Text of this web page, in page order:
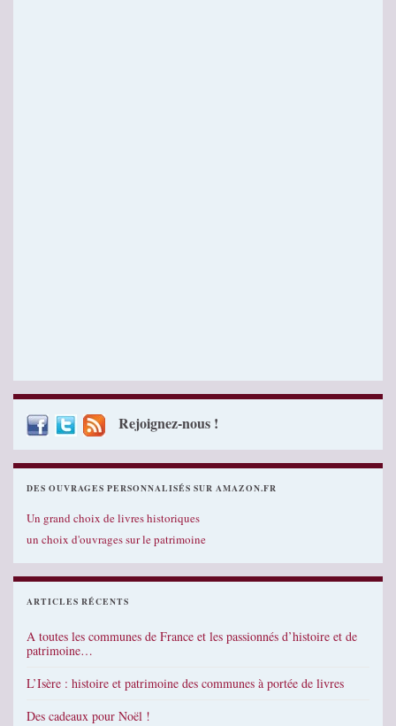
Rejoignez-nous !
DES OUVRAGES PERSONNALISÉS SUR AMAZON.FR
Un grand choix de livres historiques
un choix d'ouvrages sur le patrimoine
ARTICLES RÉCENTS
A toutes les communes de France et les passionnés d’histoire et de
patrimoine…
L’Isère : histoire et patrimoine des communes à portée de livres
Des cadeaux pour Noël !